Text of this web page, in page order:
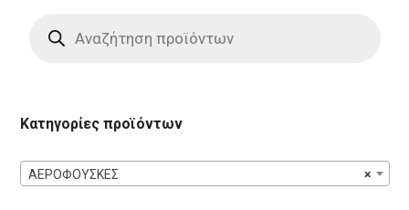
search
Κατηγορίες προϊόντων
×
ΑΕΡΟΦΟΥΣΚΕΣ